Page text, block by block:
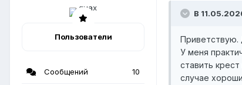
Пользователи
Сообщений 10
В
Приветствую.
У меня
ставить
случае